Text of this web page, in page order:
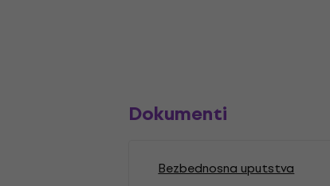
Dokumenti
Bezbednosna uputstva